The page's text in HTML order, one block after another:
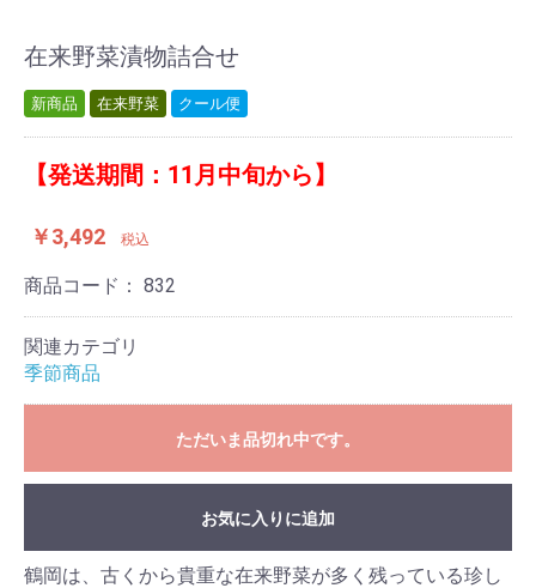
在来野菜漬物詰合せ
新商品 在来野菜 クール便
【発送期間：11月中旬から】
￥3,492 税込
商品コード： 832
関連カテゴリ
季節商品
ただいま品切れ中です。
お気に入りに追加
鶴岡は、古くから貴重な在来野菜が多く残っている珍し